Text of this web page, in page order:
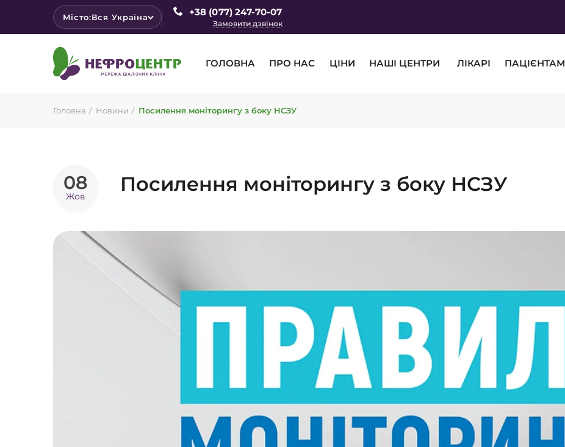
Місто:Вся Україна +38 (077) 247-70-07
Замовити дзвінок
ГОЛОВНА ПРО НАС ЦІНИ НАШІ ЦЕНТРИ ЛІКАРІ ПАЦІЄНТАМ
Головна Новини Посилення моніторингу з боку НСЗУ
08
Жов
Посилення моніторингу з боку НСЗУ